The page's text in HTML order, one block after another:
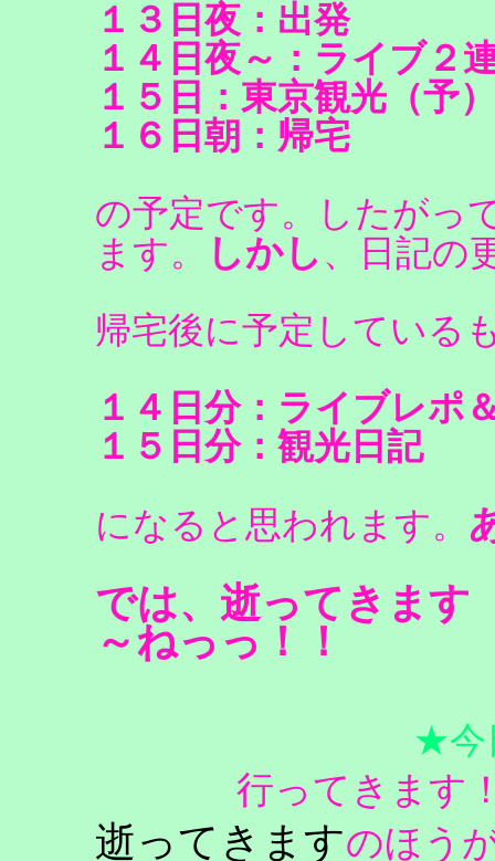
１３日夜：出発
１４日夜～：ライブ２
１５日：東京観光（予）
１６日朝：帰宅
の予定です。したがっ
ます。
しかし 、日記の
帰宅後に予定している
１４日分：ライブレポ
１５日分：観光日記
になると思われます。
では、逝ってきま
～ねっっ！！
★今
行ってきます
逝ってきますのほう